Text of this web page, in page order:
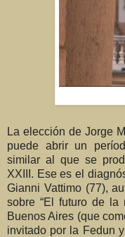
La elección de Jorge
puede abrir un
similar al que se
XXIII. Ese es el
Gianni Vattimo (77),
sobre “El futuro de la
Buenos Aires (que
invitado por la Fedun